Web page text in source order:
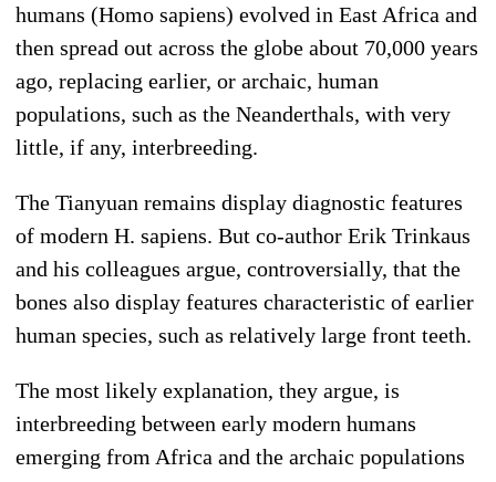
humans (Homo sapiens) evolved in East Africa and
then spread out across the globe about 70,000 years
ago, replacing earlier, or archaic, human
populations, such as the Neanderthals, with very
little, if any, interbreeding.
The Tianyuan remains display diagnostic features
of modern H. sapiens. But co-author Erik Trinkaus
and his colleagues argue, controversially, that the
bones also display features characteristic of earlier
human species, such as relatively large front teeth.
The most likely explanation, they argue, is
interbreeding between early modern humans
emerging from Africa and the archaic populations